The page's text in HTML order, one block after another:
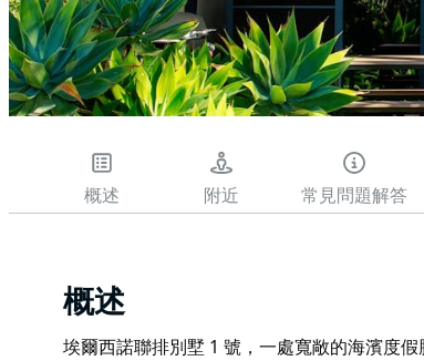
概述 附近 常見問題解答
概述
埃爾西諾聯排別墅 1 號，一處寬敞的海濱度